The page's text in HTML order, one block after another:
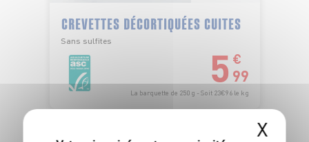
CREVETTES DÉCORTIQUÉES CUITES
Sans sulfites
5 €
99
La barquette de 250 g - Soit 23€96 le kg
X